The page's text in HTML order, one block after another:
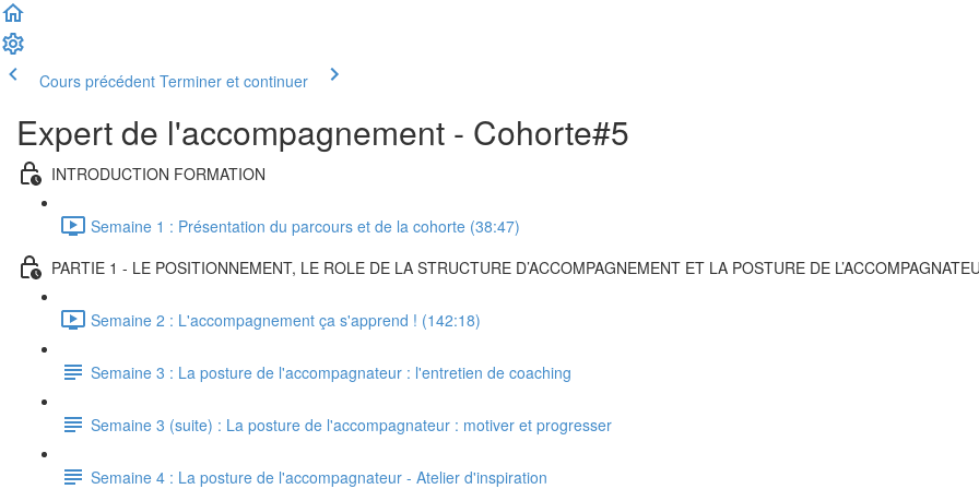
Cours précédent Terminer et continuer
Expert de l'accompagnement - Cohorte#5
INTRODUCTION FORMATION
Semaine 1 : Présentation du parcours et de la cohorte (38:47)
PARTIE 1 - LE POSITIONNEMENT, LE ROLE DE LA STRUCTURE D’ACCOMPAGNEMENT ET LA POSTURE DE
Semaine 2 : L'accompagnement ça s'apprend ! (142:18)
Semaine 3 : La posture de l'accompagnateur : l'entretien de coaching
Semaine 3 (suite) : La posture de l'accompagnateur : motiver et progresser
Semaine 4 : La posture de l'accompagnateur - Atelier d'inspiration